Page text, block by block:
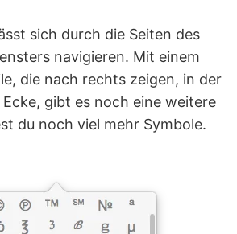
sich durch die Seiten des
navigieren. Mit einem
die nach rechts zeigen, in der
gibt es noch eine weitere
du noch viel mehr Symbole.